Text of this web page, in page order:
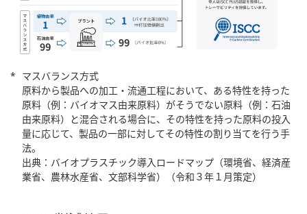
* マスバランス方式
原料から製品への加工・流通工程において、ある特性を持った
原料（例：バイオマス由来原料）がそうでない原料（例：石油
由来原料）と混合される場合に、その特性を持った原料の投入
量に応じて、製品の一部に対してその特性の割り当てを行う手
法。
出典：バイオプラスチック導入ロードマップ（環境省、経済産
業省、農林水産省、文部科学省）（令和３年１月策定）